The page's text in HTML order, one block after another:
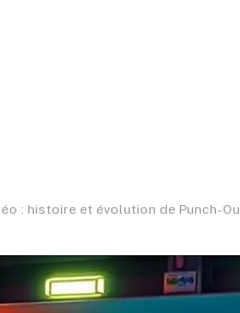
: histoire et évolution de Punch-